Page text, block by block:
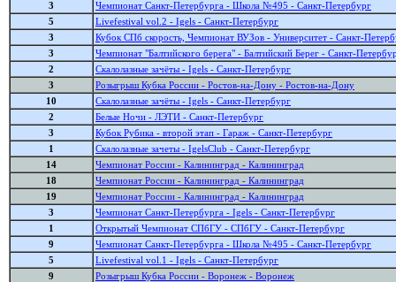
3
Чемпионат Санкт-Петербурга - Школа №495 - Санкт-Петербург
5
Livefestival vol.2 - Igels - Санкт-Петербург
3
Кубок СПб скорость, Чемпионат ВУЗов - Университет - Санкт-
3
Чемпионат "Балтийского берега" - Балтийский Берег - Санкт-
2
Скалолазные зачёты - Igels - Санкт-Петербург
3
Розыгрыш Кубка России - Ростов-на-Дону - Ростов-на-Дону
10
Скалолазные зачёты - Igels - Санкт-Петербург
2
Белые Ночи - ЛЭТИ - Санкт-Петербург
3
Кубок Рубика - второй этап - Гараж - Санкт-Петербург
1
Скалолазные зачеты - IgelsClub - Санкт-Петербург
14
Чемпионат России - Калининград - Калининград
18
Чемпионат России - Калининград - Калининград
19
Чемпионат России - Калининград - Калининград
3
Чемпионат Санкт-Петербурга - Igels - Санкт-Петербург
1
Открытый Чемпионат СПбГУ - СПбГУ - Санкт-Петербург
9
Чемпионат Санкт-Петербурга - Школа №495 - Санкт-Петербург
5
Livefestival vol.1 - Igels - Санкт-Петербург
9
Розыгрыш Кубка России - Воронеж - Воронеж